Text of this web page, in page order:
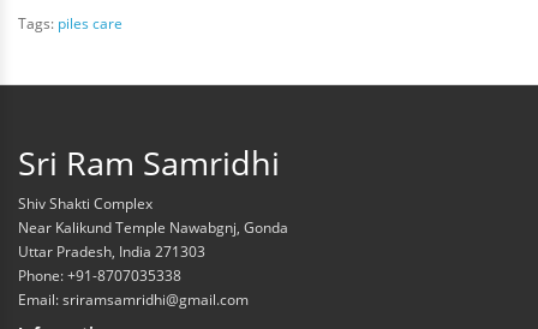
Tags: piles care
Sri Ram Samridhi
Shiv Shakti Complex
Near Kalikund Temple Nawabgnj, Gonda
Uttar Pradesh, India 271303
Phone: +91-8707035338
Email: sriramsamridhi@gmail.com